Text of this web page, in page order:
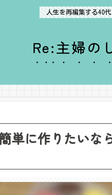
人生を再編集する40
Re:主婦の
単に作りたいな